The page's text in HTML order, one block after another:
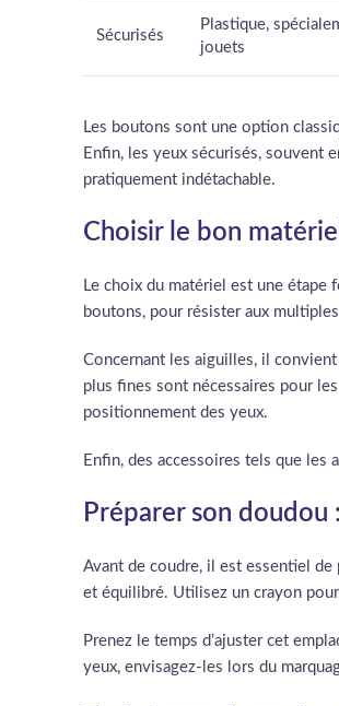
Sécurisés
Plastique,
jouets
Les boutons sont une option
Enfin, les yeux sécurisés, souvent
pratiquement indétachable.
Choisir le bon
Le choix du matériel est une étape
boutons, pour résister aux
Concernant les aiguilles, il
plus fines sont nécessaires pour
positionnement des yeux.
Enfin, des accessoires tels que les
Préparer son
Avant de coudre, il est essentiel
et équilibré. Utilisez un crayon pour
Prenez le temps d’ajuster cet
yeux, envisagez-les lors du